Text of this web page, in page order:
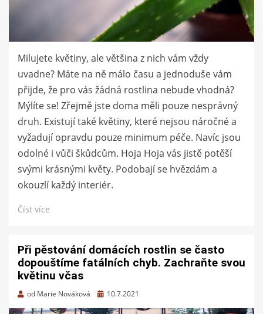
Milujete květiny, ale většina z nich vám vždy
uvadne? Máte na ně málo času a jednoduše vám
přijde, že pro vás žádná rostlina nebude vhodná?
Mýlíte se! Zřejmě jste doma měli pouze nesprávný
druh. Existují také květiny, které nejsou náročné a
vyžadují opravdu pouze minimum péče. Navíc jsou
odolné i vůči škůdcům. Hoja Hoja vás jistě potěší
svými krásnými květy. Podobají se hvězdám a
okouzlí každý interiér.
Číst více
Při pěstování domácích rostlin se často
dopouštíme fatálních chyb. Zachraňte svou
květinu včas
od Marie Nováková
Zveřejněno
10.7.2021